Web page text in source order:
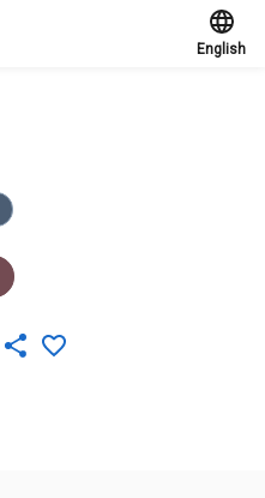
English